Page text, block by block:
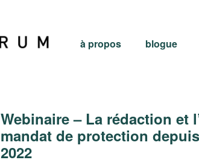
à propos blogue
Webinaire – La rédaction et
mandat de protection
2022